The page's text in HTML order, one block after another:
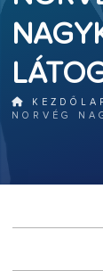
NORVÉG